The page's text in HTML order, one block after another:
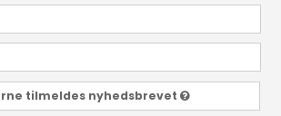
tilmeldes nyhedsbrevet